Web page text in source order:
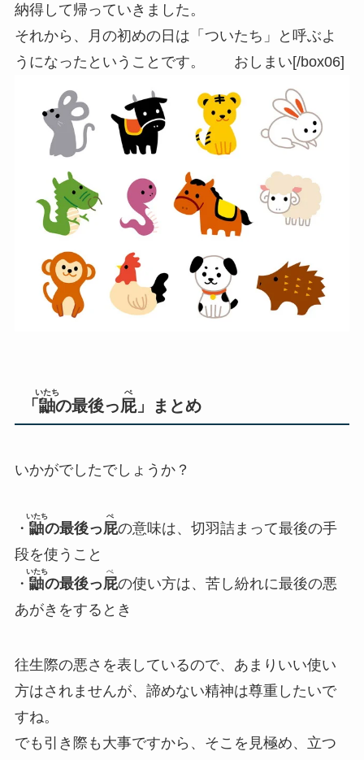
納得して帰っていきました。
それから、月の初めの日は「ついたち」と呼ぶよ
うになったということです。 おしまい[/box06]
「 鼬
いたち
の最後っ屁
ぺ
」まとめ
いかがでしたでしょうか？
・ 鼬
いたち
の最後っ屁
ぺ
の意味は、 切羽詰まって最後の手
段を使うこと
・ 鼬
いたち
の最後っ屁
ぺ
の使い方は、 苦し紛れに最後の悪
あがき をするとき
往生際の悪さを表しているので、あまりいい使い
方はされませんが、諦めない精神は尊重したいで
すね。
でも引き際も大事ですから、そこを見極め、立つ